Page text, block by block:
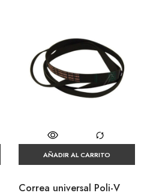
AÑADIR AL CARRITO
Correa universal Poli-V